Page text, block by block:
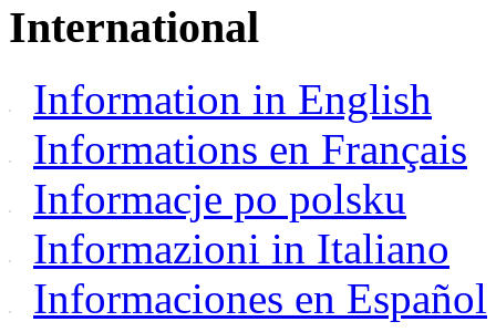
International
Information in English
Informations en Français
Informacje po polsku
Informazioni in Italiano
Informaciones en Español